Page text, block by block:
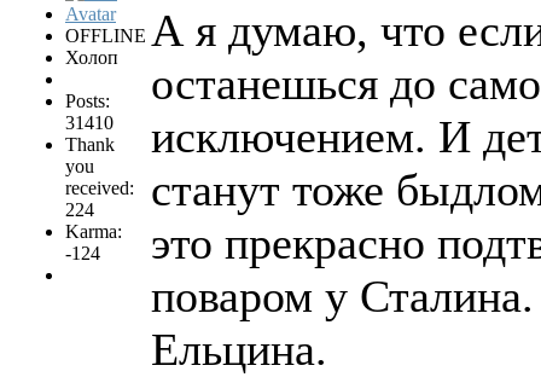
OFFLINE
Холоп
Posts:
31410
Thank
you
received:
224
Karma:
-124
А я думаю, что
останешься до
исключением. И
станут тоже
это прекрасно
поваром у
Ельцина.